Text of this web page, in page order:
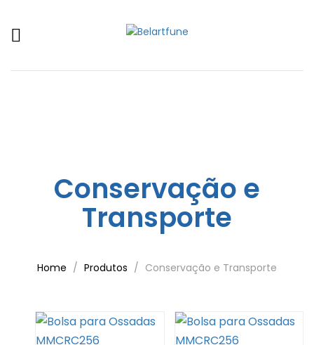
Conservação e
Transporte
Home Produtos Conservação e Transporte